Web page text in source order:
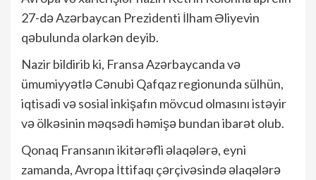
27-də Azərbaycan Prezidenti İlham Əliyevin
qəbulunda olarkən deyib.
Nazir bildirib ki, Fransa Azərbaycanda və
ümumiyyətlə Cənubi Qafqaz regionunda sülhün,
iqtisadi və sosial inkişafın mövcud olmasını istəyir
və ölkəsinin məqsədi həmişə bundan ibarət olub.
Qonaq Fransanın ikitərəfli əlaqələrə, eyni
zamanda, Avropa İttifaqı çərçivəsində əlaqələrə